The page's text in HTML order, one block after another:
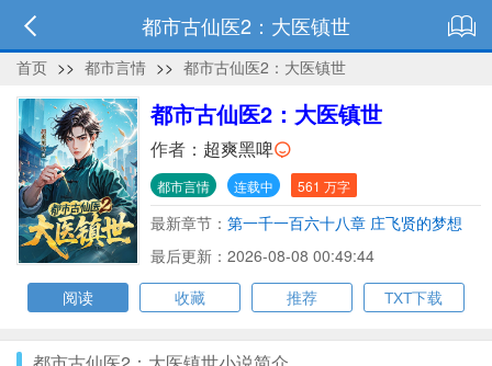
都市古仙医2：大医镇世
首页 >> 都市言情 >> 都市古仙医2：大医镇世
都市古仙医2：大医镇世
作者： 超爽黑啤
都市言情 连载中 561 万字
最新章节： 第一千一百六十八章 庄飞贤的梦想
最后更新：2026-08-08 00:49:44
阅读
收藏 推荐 TXT下载